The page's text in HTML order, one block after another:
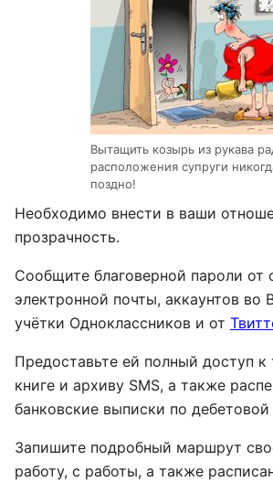
Вытащить козырь из рукава
расположения супруги
поздно!
Необходимо внести в ваши
прозрачность.
Сообщите благоверной пароли от
электронной почты, аккаунтов во
учëтки Одноклассников и от
Предоставьте ей полный доступ к
книге и архиву SMS, а также
банковские выписки по дебетовой
Запишите подробный маршрут
работу, с работы, а также